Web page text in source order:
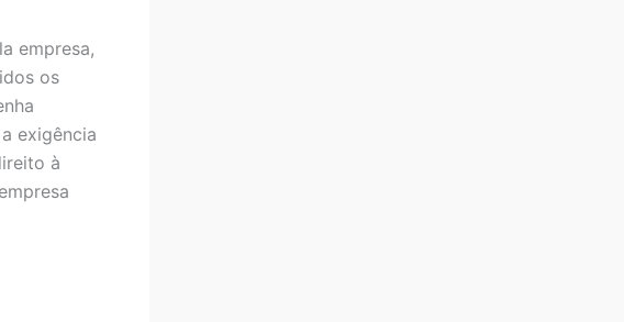
empresa,
os
exigência
à